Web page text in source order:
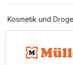
Kosmetik und